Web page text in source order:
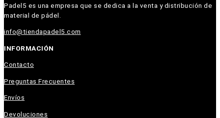
Padel5 es una empresa que se dedica a la venta y distribución de
material de pádel.
info@tiendapadel5.com
INFORMACIÓN
Contacto
Preguntas Frecuentes
Envíos
Devoluciones